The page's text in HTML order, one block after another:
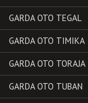
GARDA OTO TEGAL
GARDA OTO TIMIKA
GARDA OTO TORAJA
GARDA OTO TUBAN